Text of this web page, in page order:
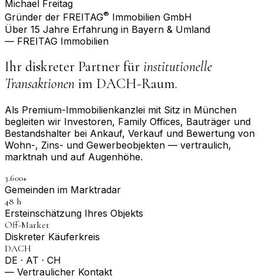
Michael Freitag
Gründer der FREITAG® Immobilien GmbH
Über 15 Jahre Erfahrung in Bayern & Umland
— FREITAG Immobilien
Ihr diskreter Partner für institutionelle
Transaktionen im DACH-Raum.
Als Premium-Immobilienkanzlei mit Sitz in München
begleiten wir Investoren, Family Offices, Bauträger und
Bestandshalter bei Ankauf, Verkauf und Bewertung von
Wohn-, Zins- und Gewerbeobjekten — vertraulich,
marktnah und auf Augenhöhe.
3.600+
Gemeinden im Marktradar
48 h
Erst­einschätzung Ihres Objekts
Off-Market
Diskreter Käuferkreis
DACH
DE · AT · CH
— Vertraulicher Kontakt